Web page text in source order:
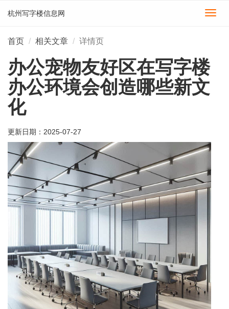
切
杭州写字楼信息网
首页 相关文章 详情页
办公宠物友好区在写字楼
办公环境会创造哪些新文
化
更新日期： 2025-07-27